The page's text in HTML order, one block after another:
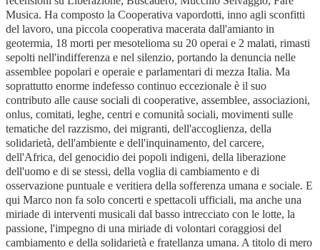
Musica. Ha composto la Cooperativa vapordotti, inno agli sconfitti
del lavoro, una piccola cooperativa macerata dall'amianto in
geotermia, 18 morti per mesotelioma su 20 operai e 2 malati, rimasti
sepolti nell'indifferenza e nel silenzio, portando la denuncia nelle
assemblee popolari e operaie e parlamentari di mezza Italia. Ma
soprattutto enorme indefesso continuo eccezionale è il suo
contributo alle cause sociali di cooperative, assemblee, associazioni,
onlus, comitati, leghe, centri e comunità sociali, movimenti sulle
tematiche del razzismo, dei migranti, dell'accoglienza, della
solidarietà, dell'ambiente e dell'inquinamento, del carcere,
dell'Africa, del genocidio dei popoli indigeni, della liberazione
dell'uomo e di se stessi, della voglia di cambiamento e di
osservazione puntuale e veritiera della sofferenza umana e sociale. E
qui Marco non fa solo concerti e spettacoli ufficiali, ma anche una
miriade di interventi musicali dal basso intrecciato con le lotte, la
passione, l'impegno di una miriade di volontari coraggiosi del
cambiamento e della solidarietà e fratellanza umana. A titolo di mero